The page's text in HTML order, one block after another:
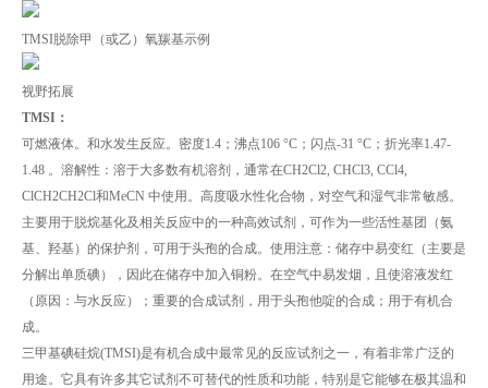
TMSI脱除甲（或乙）氧羰基示例
视野拓展
TMSI：
可燃液体。和水发生反应。密度1.4；沸点106 °C；闪点-31 °C；折光率1.47-
1.48 。溶解性：溶于大多数有机溶剂，通常在CH2Cl2, CHCl3, CCl4,
ClCH2CH2Cl和MeCN 中使用。高度吸水性化合物，对空气和湿气非常敏感。
主要用于脱烷基化及相关反应中的一种高效试剂，可作为一些活性基团（氨
基、羟基）的保护剂，可用于头孢的合成。使用注意：储存中易变红（主要是
分解出单质碘），因此在储存中加入铜粉。在空气中易发烟，且使溶液发红
（原因：与水反应）；重要的合成试剂，用于头孢他啶的合成；用于有机合
成。
三甲基碘硅烷(TMSI)是有机合成中最常见的反应试剂之一，有着非常广泛的
用途。它具有许多其它试剂不可替代的性质和功能，特别是它能够在极其温和